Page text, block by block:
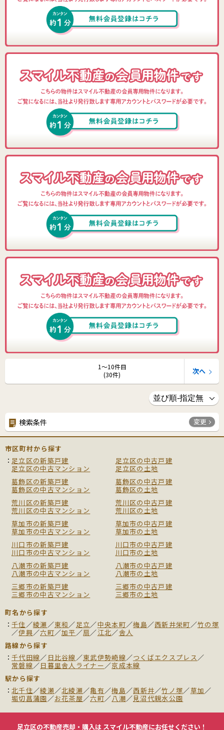
1〜10件目
(30件)
次へ
検索条件 変更
市区町村から探す
足立区の新築戸建
足立区の中古戸建
足立区の中古マンション
足立区の土地
葛飾区の新築戸建
葛飾区の中古戸建
葛飾区の中古マンション
葛飾区の土地
荒川区の新築戸建
荒川区の中古戸建
荒川区の中古マンション
荒川区の土地
草加市の新築戸建
草加市の中古戸建
草加市の中古マンション
草加市の土地
川口市の新築戸建
川口市の中古戸建
川口市の中古マンション
川口市の土地
八潮市の新築戸建
八潮市の中古戸建
八潮市の中古マンション
八潮市の土地
三郷市の新築戸建
三郷市の中古戸建
三郷市の中古マンション
三郷市の土地
町名から探す
千住／綾瀬／東和／足立／中央本町／梅島／西新井栄町／竹の塚
／伊興／六町／加平／扇／江北／舎人
路線から探す
千代田線／ 日比谷線／東武伊勢崎線／つくばエクスプレス／
常磐線／日暮里舎人ライナー／京成本線
駅から探す
北千住／綾瀬／北綾瀬／亀有／梅島／西新井／竹ノ塚／草加／
堀切菖蒲園／お花茶屋／六町／八潮／見沼代親水公園
足立区の不動産売却・購入は スマイル不動産にお任せください！